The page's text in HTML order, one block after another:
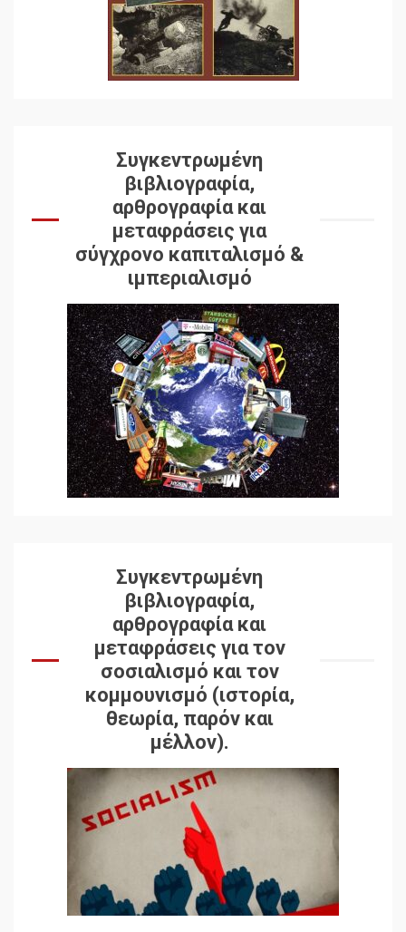
Συγκεντρωμένη
βιβλιογραφία,
αρθρογραφία και
μεταφράσεις για
σύγχρονο καπιταλισμό &
ιμπεριαλισμό
Συγκεντρωμένη
βιβλιογραφία,
αρθρογραφία και
μεταφράσεις για τον
σοσιαλισμό και τον
κομμουνισμό (ιστορία,
θεωρία, παρόν και
μέλλον).
Δωρεάν βιβλίο από το
Documento: Η μεγάλη
ληστεία και ο έλεγχος των
λαών
Η ένδεια της σοσιαλιστικής
σκέψης: Η